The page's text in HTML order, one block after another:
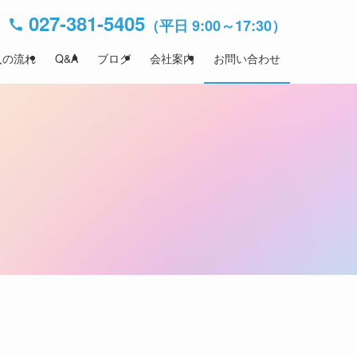
流れ Q&A ブログ 会社案内 お問い合わせ
027-381-5405 （平日 9:00～17:30）